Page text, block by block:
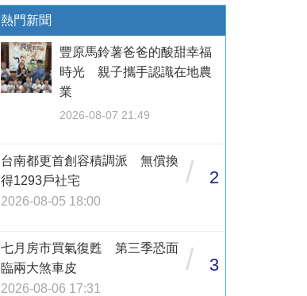
熱門新聞
豐原馬鈴薯爸爸的酸甜幸福
時光 親子攜手認識在地農
業
2026-08-07 21:49
台南都更首創容積調派 無償換
得1293戶社宅
2026-08-05 18:00
/ 2
七月房市買氣復甦 第三季恐面
臨兩大煞車皮
2026-08-06 17:31
/ 3